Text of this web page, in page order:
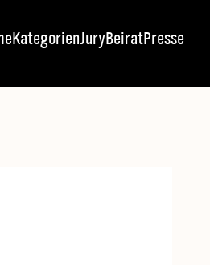
KategorienJuryBeiratPresse